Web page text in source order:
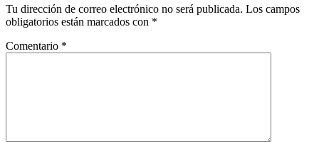
Tu dirección de correo electrónico no será publicada. Los campos
obligatorios están marcados con *
Comentario *